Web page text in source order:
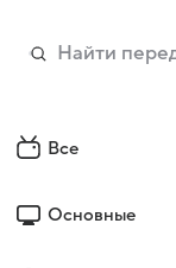
Все
Основные